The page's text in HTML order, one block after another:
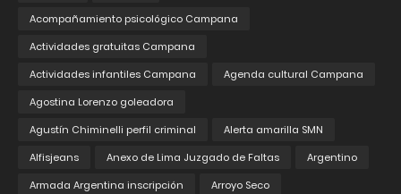
Acompañamiento psicológico Campana
Actividades gratuitas Campana
Actividades infantiles Campana
Agenda cultural Campana
Agostina Lorenzo goleadora
Agustín Chiminelli perfil criminal
Alerta amarilla SMN
Alfisjeans
Anexo de Lima Juzgado de Faltas
Argentino
Armada Argentina inscripción
Arroyo Seco